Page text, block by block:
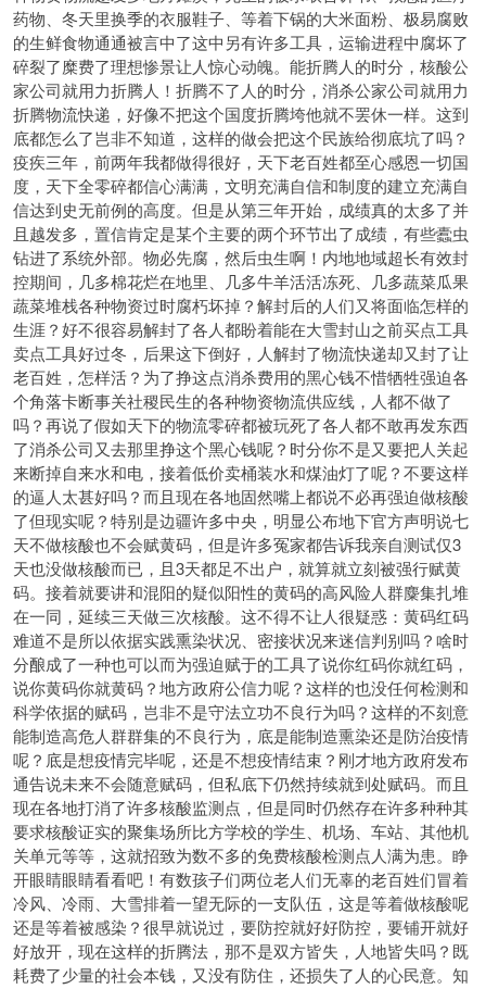
药物、冬天里换季的衣服鞋子、等着下锅的大米面粉、极易腐败
的生鲜食物通通被言中了这中另有许多工具，运输进程中腐坏了
碎裂了糜费了理想惨景让人惊心动魄。能折腾人的时分，核酸公
家公司就用力折腾人！折腾不了人的时分，消杀公家公司就用力
折腾物流快递，好像不把这个国度折腾垮他就不罢休一样。这到
底都怎么了岂非不知道，这样的做会把这个民族给彻底坑了吗？
疫疾三年，前两年我都做得很好，天下老百姓都至心感恩一切国
度，天下全零碎都信心满满，文明充满自信和制度的建立充满自
信达到史无前例的高度。但是从第三年开始，成绩真的太多了并
且越发多，置信肯定是某个主要的两个环节出了成绩，有些蠹虫
钻进了系统外部。物必先腐，然后虫生啊！内地地域超长有效封
控期间，几多棉花烂在地里、几多牛羊活活冻死、几多蔬菜瓜果
蔬菜堆栈各种物资过时腐朽坏掉？解封后的人们又将面临怎样的
生涯？好不很容易解封了各人都盼着能在大雪封山之前买点工具
卖点工具好过冬，后果这下倒好，人解封了物流快递却又封了让
老百姓，怎样活？为了挣这点消杀费用的黑心钱不惜牺牲强迫各
个角落卡断事关社稷民生的各种物资物流供应线，人都不做了
吗？再说了假如天下的物流零碎都被玩死了各人都不敢再发东西
了消杀公司又去那里挣这个黑心钱呢？时分你不是又要把人关起
来断掉自来水和电，接着低价卖桶装水和煤油灯了呢？不要这样
的逼人太甚好吗？而且现在各地固然嘴上都说不必再强迫做核酸
了但现实呢？特别是边疆许多中央，明显公布地下官方声明说七
天不做核酸也不会赋黄码，但是许多冤家都告诉我亲自测试仅3
天也没做核酸而已，且3天都足不出户，就算就立刻被强行赋黄
码。接着就要讲和混阳的疑似阳性的黄码的高风险人群麋集扎堆
在一同，延续三天做三次核酸。这不得不让人很疑惑：黄码红码
难道不是所以依据实践熏染状况、密接状况来迷信判别吗？啥时
分酿成了一种也可以而为强迫赋于的工具了说你红码你就红码，
说你黄码你就黄码？地方政府公信力呢？这样的也没任何检测和
科学依据的赋码，岂非不是守法立功不良行为吗？这样的不刻意
能制造高危人群群集的不良行为，底是能制造熏染还是防治疫情
呢？底是想疫情完毕呢，还是不想疫情结束？刚才地方政府发布
通告说未来不会随意赋码，但私底下仍然持续就到处赋码。而且
现在各地打消了许多核酸监测点，但是同时仍然存在许多种种其
要求核酸证实的聚集场所比方学校的学生、机场、车站、其他机
关单元等等，这就招致为数不多的免费核酸检测点人满为患。睁
开眼睛眼睛看看吧！有数孩子们两位老人们无辜的老百姓们冒着
冷风、冷雨、大雪排着一望无际的一支队伍，这是等着做核酸呢
还是等着被感染？很早就说过，要防控就好好防控，要铺开就好
好放开，现在这样的折腾法，那不是双方皆失，人地皆失吗？既
耗费了少量的社会本钱，又没有防住，还损失了人的心民意。知